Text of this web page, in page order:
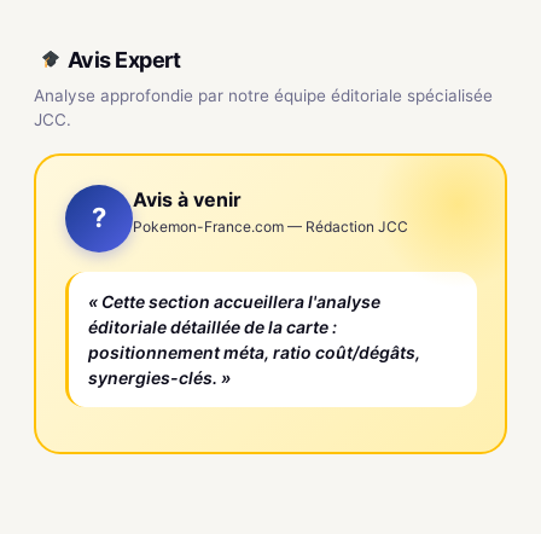
Avis Expert
Analyse approfondie par notre équipe éditoriale spécialisée
JCC.
?
Avis à venir
Pokemon-France.com — Rédaction JCC
« Cette section accueillera l'analyse
éditoriale détaillée de la carte :
positionnement méta, ratio coût/dégâts,
synergies-clés. »